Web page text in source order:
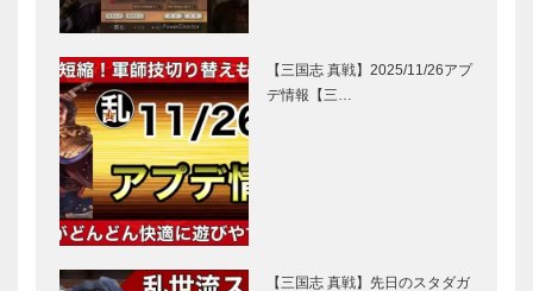
【三国志 真戦】2025/11/26アプ
デ情報【三…
【三国志 真戦】先日のスタダガ